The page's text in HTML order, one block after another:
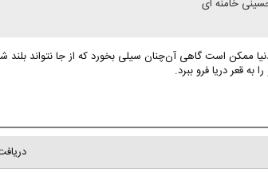
خامنه ای
است گاهی آن‌چنان سیلی بخورد که از جا نتواند بلند
قعر دریا فرو ببرد.